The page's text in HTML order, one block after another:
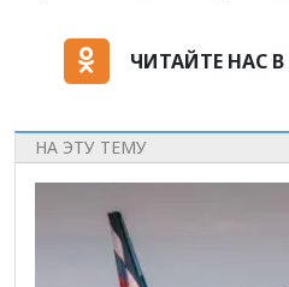
ЧИТАЙТЕ НАС В
НА ЭТУ ТЕМУ